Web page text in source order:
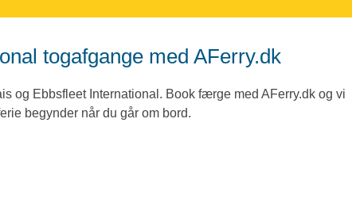
togafgange med AFerry.dk
og Ebbsfleet International. Book færge med AFerry.dk og vi
begynder når du går om bord.